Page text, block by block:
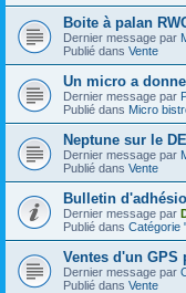
Boite à palan
Dernier message par
Publié dans Vente
Un micro a
Dernier message par
Publié dans Micro
Neptune sur le
Dernier message par
Publié dans Vente
Bulletin
Dernier message par
Publié dans Catégorie
Ventes d'un GPS
Dernier message par
Publié dans Vente